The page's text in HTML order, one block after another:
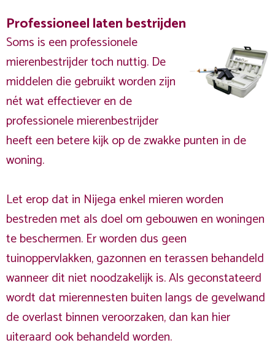
Professioneel laten bestrijden
Soms is een professionele
mierenbestrijder toch nuttig. De
middelen die gebruikt worden zijn
nét wat effectiever en de
professionele mierenbestrijder
heeft een betere kijk op de zwakke punten in de
woning.
Let erop dat in Nijega enkel mieren worden
bestreden met als doel om gebouwen en woningen
te beschermen. Er worden dus geen
tuinoppervlakken, gazonnen en terassen behandeld
wanneer dit niet noodzakelijk is. Als geconstateerd
wordt dat mierennesten buiten langs de gevelwand
de overlast binnen veroorzaken, dan kan hier
uiteraard ook behandeld worden.